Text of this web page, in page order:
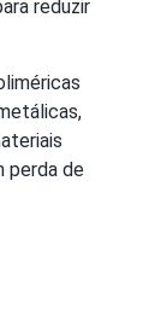
reduzir
perda de